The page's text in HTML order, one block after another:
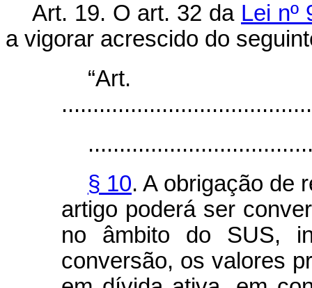
Art. 19. O art. 32 da Lei nº
a vigorar acrescido do
§ 10. A obrigação de
artigo poderá ser
no âmbito do SUS,
conversão, os valores